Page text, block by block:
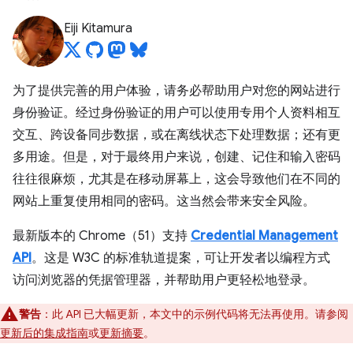
Eiji Kitamura
为了提供完善的用户体验，请务必帮助用户对您的网站进行
身份验证。经过身份验证的用户可以使用专用个人资料相互
交互、跨设备同步数据，或在离线状态下处理数据；还有更
多用途。但是，对于最终用户来说，创建、记住和输入密码
往往很麻烦，尤其是在移动屏幕上，这会导致他们在不同的
网站上重复使用相同的密码。这当然会带来安全风险。
最新版本的 Chrome（51）支持 Credential Management
API。这是 W3C 的标准轨道提案，可让开发者以编程方式
访问浏览器的凭据管理器，并帮助用户更轻松地登录。
警告 ：此 API 已大幅更新，本文中的示例代码将无法再使用。请参阅
更新后的集成指南或更新摘要。